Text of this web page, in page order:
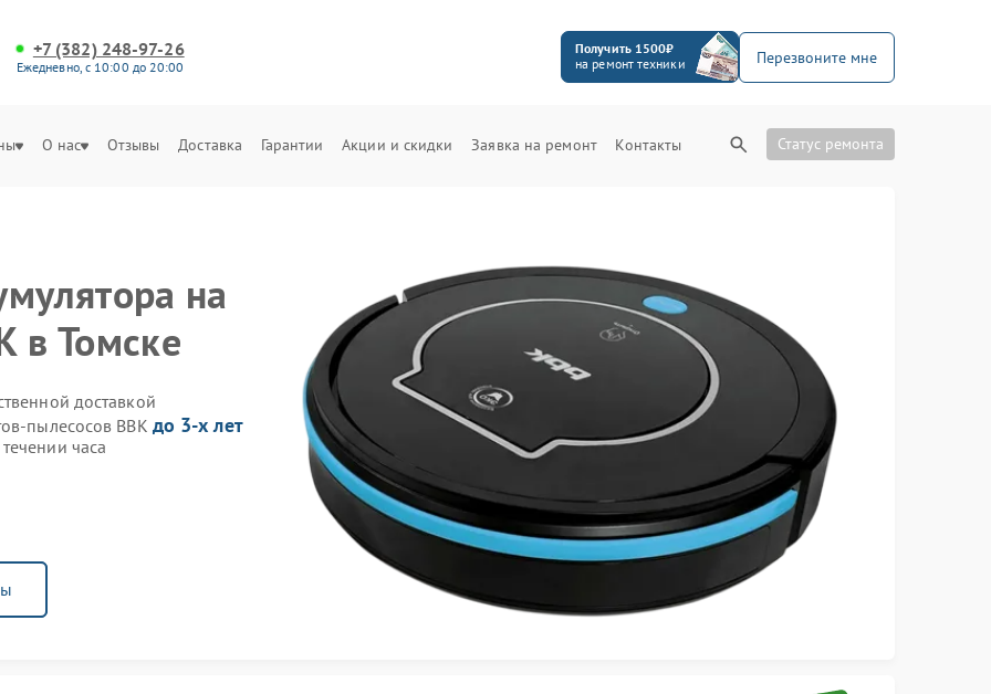
+7 (382) 248-97-26
Ежедневно, с 10:00 до 20:00
Получить 1500₽
на ремонт техники
Перезвоните мне
О нас Отзывы Доставка Гарантии Акции и скидки Заявка на ремонт Контакты Статус ремонта
на
в Томске
доставкой
пылесосов BBK до 3-х лет
часа